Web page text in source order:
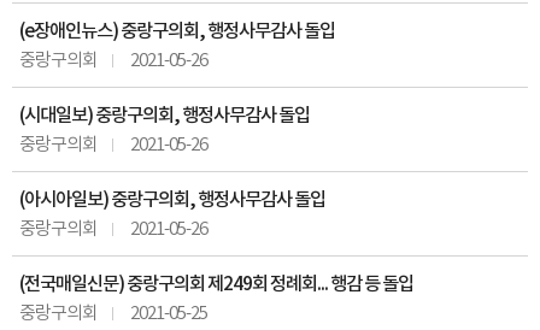
(e장애인뉴스) 중랑구의회, 행정사무감사 돌입
중랑구의회 2021-05-26
(시대일보) 중랑구의회, 행정사무감사 돌입
중랑구의회 2021-05-26
(아시아일보) 중랑구의회, 행정사무감사 돌입
중랑구의회 2021-05-26
(전국매일신문) 중랑구의회 제249회 정례회... 행감 등 돌입
중랑구의회 2021-05-25